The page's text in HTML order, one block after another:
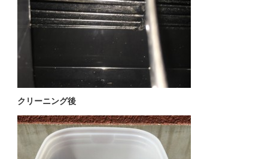
クリーニング後